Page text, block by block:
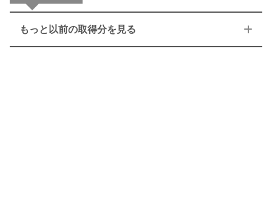
もっと以前の取得分を見る